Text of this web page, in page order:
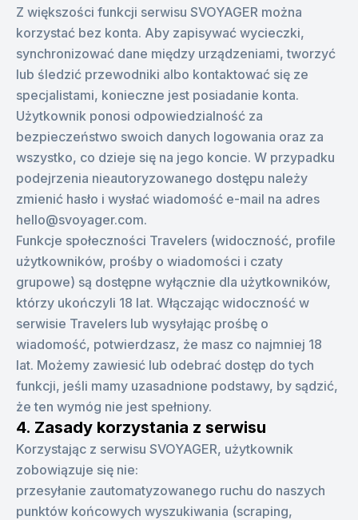
Z większości funkcji serwisu SVOYAGER można
korzystać bez konta. Aby zapisywać wycieczki,
synchronizować dane między urządzeniami, tworzyć
lub śledzić przewodniki albo kontaktować się ze
specjalistami, konieczne jest posiadanie konta.
Użytkownik ponosi odpowiedzialność za
bezpieczeństwo swoich danych logowania oraz za
wszystko, co dzieje się na jego koncie. W przypadku
podejrzenia nieautoryzowanego dostępu należy
zmienić hasło i wysłać wiadomość e-mail na adres
hello@svoyager.com.
Funkcje społeczności Travelers (widoczność, profile
użytkowników, prośby o wiadomości i czaty
grupowe) są dostępne wyłącznie dla użytkowników,
którzy ukończyli 18 lat. Włączając widoczność w
serwisie Travelers lub wysyłając prośbę o
wiadomość, potwierdzasz, że masz co najmniej 18
lat. Możemy zawiesić lub odebrać dostęp do tych
funkcji, jeśli mamy uzasadnione podstawy, by sądzić,
że ten wymóg nie jest spełniony.
4. Zasady korzystania z serwisu
Korzystając z serwisu SVOYAGER, użytkownik
zobowiązuje się nie:
przesyłanie zautomatyzowanego ruchu do naszych
punktów końcowych wyszukiwania (scraping,